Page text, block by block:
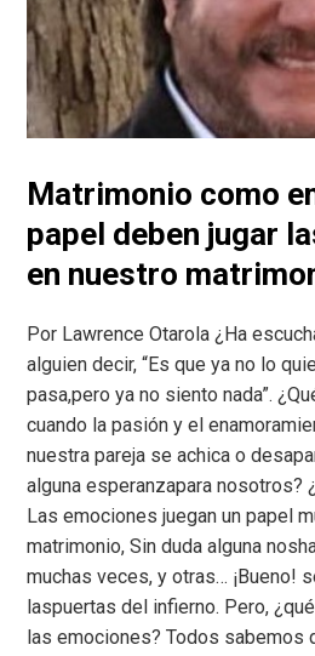
Matrimonio como
papel deben jugar
en nuestro
Por Lawrence Otarola ¿Ha
alguien decir, “Es que ya no lo
pasa,pero ya no siento nada”.
cuando la pasión y el
nuestra pareja se achica o
alguna esperanzapara nosotros?
Las emociones juegan un papel
matrimonio, Sin duda alguna
muchas veces, y otras… ¡Bueno!
laspuertas del infierno. Pero,
las emociones? Todos sabemos